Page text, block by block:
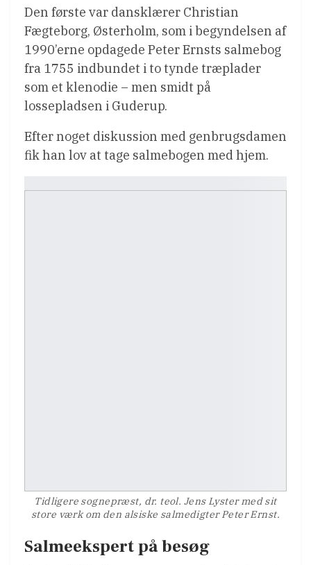
Den første var dansklærer Christian
Fægteborg, Østerholm, som i begyndelsen af
1990’erne opdagede Peter Ernsts salmebog
fra 1755 indbundet i to tynde træplader
som et klenodie – men smidt på
lossepladsen i Guderup.
Efter noget diskussion med genbrugsdamen
fik han lov at tage salmebogen med hjem.
Tidligere sognepræst, dr. teol. Jens Lyster med sit
store værk om den alsiske salmedigter Peter Ernst.
Salmeekspert på besøg